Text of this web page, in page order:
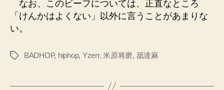
なお、このビーフについては、正直なところ
「けんかはよくない」以外に言うことがあまりな
い。
タ
BADHOP, hiphop, Yzerr,米原将磨, 舐達麻